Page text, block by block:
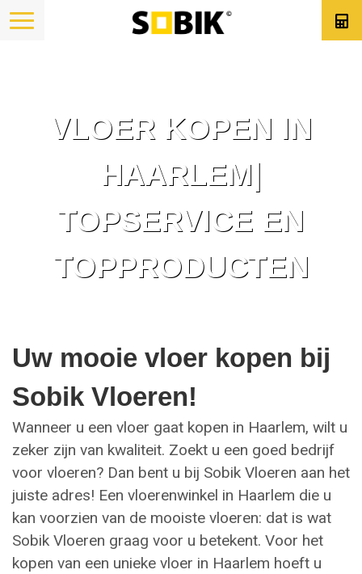
VLOER KOPEN IN
HAARLEM|
TOPSERVICE EN
TOPPRODUCTEN
Uw mooie vloer kopen bij
Sobik Vloeren!
Wanneer u een vloer gaat kopen in Haarlem, wilt u
zeker zijn van kwaliteit. Zoekt u een goed bedrijf
voor vloeren? Dan bent u bij Sobik Vloeren aan het
juiste adres! Een vloerenwinkel in Haarlem die u
kan voorzien van de mooiste vloeren: dat is wat
Sobik Vloeren graag voor u betekent. Voor het
kopen van een unieke vloer in Haarlem hoeft u